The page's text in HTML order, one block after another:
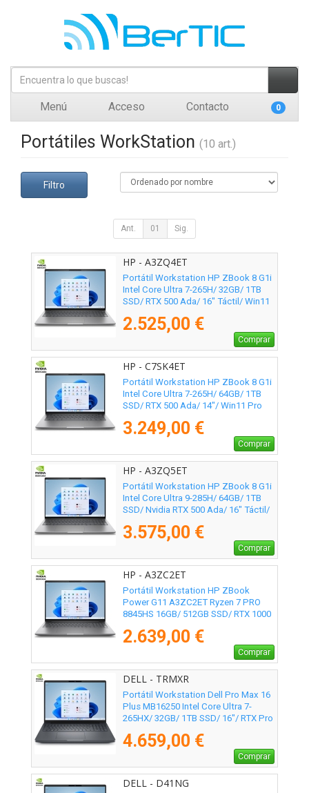
Menú Acceso Contacto 0
Portátiles WorkStation (10 art.)
Filtro
Ant. 01 Sig.
HP - A3ZQ4ET
Portátil Workstation HP ZBook 8 G1i
Intel Core Ultra 7-265H/ 32GB/ 1TB
SSD/ RTX 500 Ada/ 16" Táctil/ Win11
2.525,00 €
Comprar
HP - C7SK4ET
Portátil Workstation HP ZBook 8 G1i
Intel Core Ultra 7-265H/ 64GB/ 1TB
SSD/ RTX 500 Ada/ 14"/ Win11 Pro
3.249,00 €
Comprar
HP - A3ZQ5ET
Portátil Workstation HP ZBook 8 G1i
Intel Core Ultra 9-285H/ 64GB/ 1TB
SSD/ Nvidia RTX 500 Ada/ 16" Táctil/
3.575,00 €
Comprar
HP - A3ZC2ET
Portátil Workstation HP ZBook
Power G11 A3ZC2ET Ryzen 7 PRO
8845HS 16GB/ 512GB SSD/ RTX 1000
2.639,00 €
Comprar
DELL - TRMXR
Portátil Workstation Dell Pro Max 16
Plus MB16250 Intel Core Ultra 7-
265HX/ 32GB/ 1TB SSD/ 16"/ RTX Pro
4.659,00 €
Comprar
DELL - D41NG